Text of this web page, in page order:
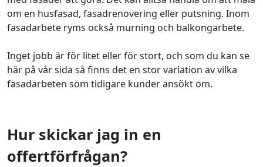
om en husfasad, fasadrenovering eller putsning. Inom
fasadarbete ryms också murning och balkongarbete.
Inget jobb är för litet eller för stort, och som du kan se
här på vår sida så finns det en stor variation av vilka
fasadarbeten som tidigare kunder ansökt om.
Hur skickar jag in en
offertförfrågan?